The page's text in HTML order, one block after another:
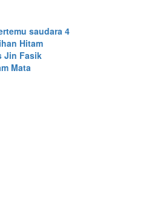
saudara 4
Hitam
Jin Fasik
Mata